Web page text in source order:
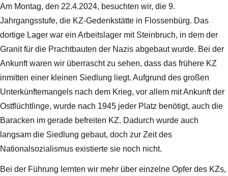
Am Montag, den 22.4.2024, besuchten wir, die 9.
Jahrgangsstufe, die KZ-Gedenkstätte in Flossenbürg. Das
dortige Lager war ein Arbeitslager mit Steinbruch, in dem der
Granit für die Prachtbauten der Nazis abgebaut wurde. Bei der
Ankunft waren wir überrascht zu sehen, dass das frühere KZ
inmitten einer kleinen Siedlung liegt. Aufgrund des großen
Unterkünftemangels nach dem Krieg, vor allem mit Ankunft der
Ostflüchtlinge, wurde nach 1945 jeder Platz benötigt, auch die
Baracken im gerade befreiten KZ. Dadurch wurde auch
langsam die Siedlung gebaut, doch zur Zeit des
Nationalsozialismus existierte sie noch nicht.
Bei der Führung lernten wir mehr über einzelne Opfer des KZs,